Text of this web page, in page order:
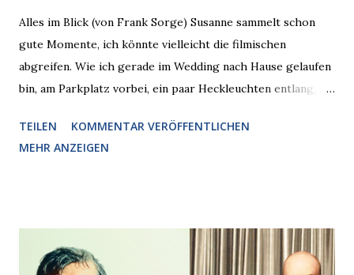
Alles im Blick (von Frank Sorge) Susanne sammelt schon
gute Momente, ich könnte vielleicht die filmischen
abgreifen. Wie ich gerade im Wedding nach Hause gelaufen
bin, am Parkplatz vorbei, ein paar Heckleuchten entlang, als
den Blick kam, mit verlockend frisch leuchtenden
Pizzastücken. Von links pirschte sich eine Krähe an das
Krähe und ihn an, er die Krähe und mich, wir lächelten
gleichzeitig amüsiert. “Vorsicht!”, sagte ich zu ihm, “im
TEILEN
KOMMENTAR VERÖFFENTLICHEN
MEHR ANZEIGEN